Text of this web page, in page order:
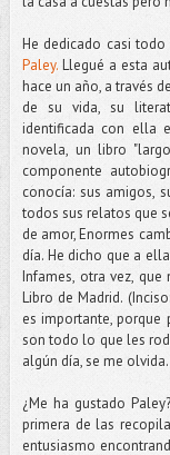
He dedicado casi
Paley.Llegué a esta
hace un año, a través
de su vida, su
identificada con ella
novela, un libro
componente
conocía: sus amigos,
todos sus relatos que
de amor, Enormes
día. He dicho que a
Infames, otra vez,
Libro de Madrid.
es importante,
son todo lo que les
algún día, se me
¿Me ha gustado
primera de las
entusiasmo